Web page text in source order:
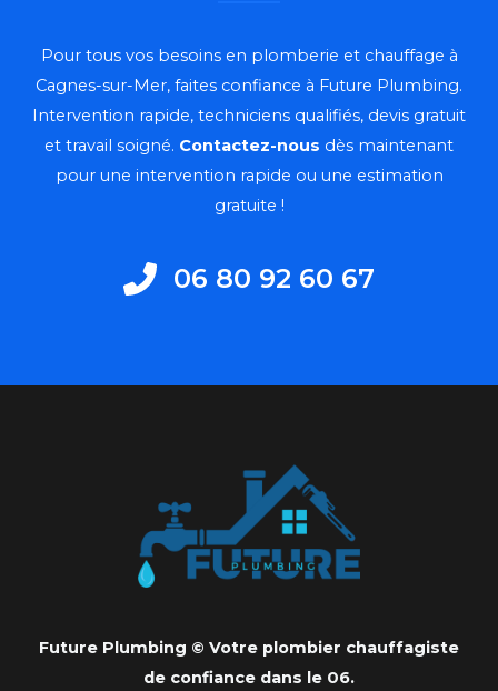
Pour tous vos besoins en plomberie et chauffage à
Cagnes-sur-Mer, faites confiance à Future Plumbing.
Intervention rapide, techniciens qualifiés, devis gratuit
et travail soigné. Contactez-nous dès maintenant
pour une intervention rapide ou une estimation
gratuite !
06 80 92 60 67
Future Plumbing © Votre plombier chauffagiste
de confiance dans le 06.